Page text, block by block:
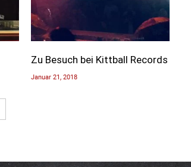
Zu Besuch bei Kittball Records
Januar 21, 2018